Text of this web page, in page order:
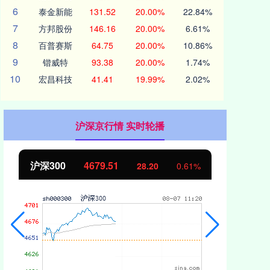
6 泰金新能 131.52 20.00% 22.84%
7 方邦股份 146.16 20.00% 6.61%
8 百普赛斯 64.75 20.00% 10.86%
9 锴威特 93.38 20.00% 1.74%
10 宏昌科技 41.41 19.99% 2.02%
沪深京行情 实时轮播
沪深300 4679.51 28.20 0.61%